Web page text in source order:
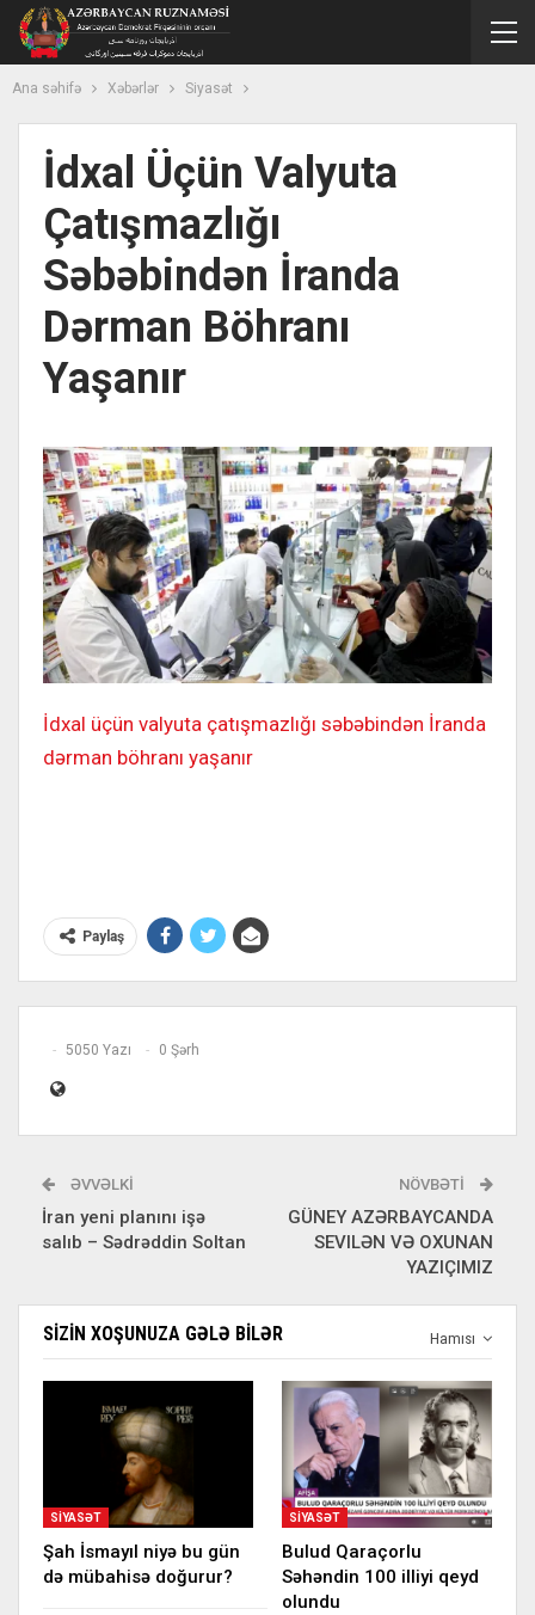
Ana səhifə Xəbərlər Siyasət
İdxal Üçün Valyuta
Çatışmazlığı
Səbəbindən İranda
Dərman Böhranı
Yaşanır
İdxal üçün valyuta çatışmazlığı səbəbindən İranda
dərman böhranı yaşanır
Paylaş
5050 Yazı 0 Şərh
ƏVVƏLKI
İran yeni planını işə
salıb – Sədrəddin Soltan
NÖVBƏTI
GÜNEY AZƏRBAYCANDA
SEVILƏN VƏ OXUNAN
YAZIÇIMIZ
Hamısı
SIZIN XOŞUNUZA GƏLƏ BILƏR
SIYASƏT
Şah İsmayıl niyə bu gün
də mübahisə doğurur?
SIYASƏT
Bulud Qaraçorlu
Səhəndin 100 illiyi qeyd
olundu